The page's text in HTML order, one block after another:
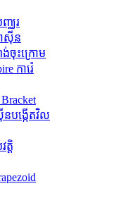
ឈរ
ាស៊ីន
ចុះក្រោម
ការ៉េ
នបង្កើតវិល
តិ